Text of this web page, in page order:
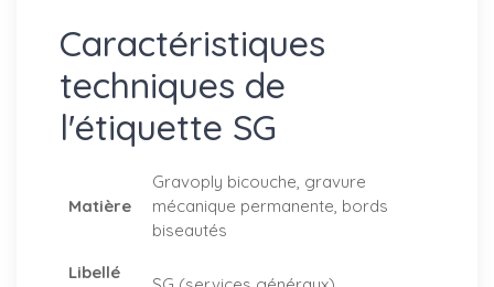
Caractéristiques
techniques de
l'étiquette SG
Matière
Gravoply bicouche, gravure
mécanique permanente, bords
biseautés
Libellé